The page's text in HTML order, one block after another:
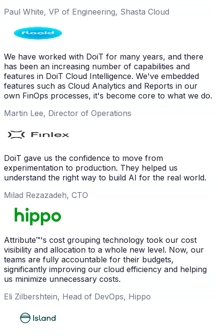
Paul White, VP of Engineering, Shasta Cloud
We have worked with DoiT for many years, and there
has been an increasing number of capabilities and
features in DoiT Cloud Intelligence. We've embedded
features such as Cloud Analytics and Reports in our
own FinOps processes, it's become core to what we do.
Martin Lee, Director of Operations
DoiT gave us the confidence to move from
experimentation to production. They helped us
understand the right way to build AI for the real world.
Milad Rezazadeh, CTO
Attribute™'s cost grouping technology took our cost
visibility and allocation to a whole new level. Now, our
teams are fully accountable for their budgets,
significantly improving our cloud efficiency and helping
us minimize unnecessary costs.
Eli Zilbershtein, Head of DevOps, Hippo